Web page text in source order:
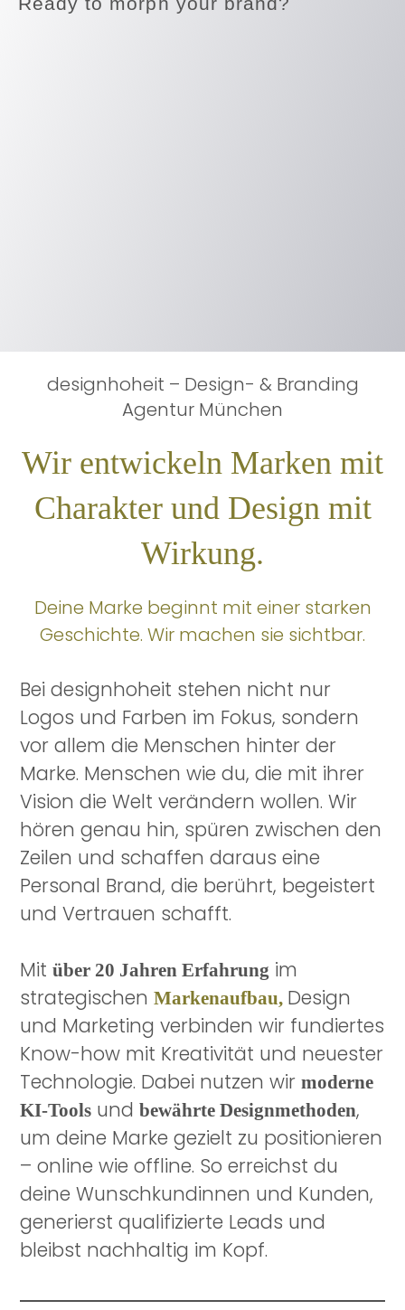
designhoheit – Design- & Branding
Agentur München
Wir entwickeln Marken mit
Charakter und Design mit
Wirkung.
Deine Marke beginnt mit einer starken
Geschichte. Wir machen sie sichtbar.
Bei designhoheit stehen nicht nur
Logos und Farben im Fokus, sondern
vor allem die Menschen hinter der
Marke. Menschen wie du, die mit ihrer
Vision die Welt verändern wollen. Wir
hören genau hin, spüren zwischen den
Zeilen und schaffen daraus eine
Personal Brand, die berührt, begeistert
und Vertrauen schafft.
Mitüber 20 Jahren Erfahrung im
strategischenMarkenaufbau, Design
und Marketing verbinden wir fundiertes
Know-how mit Kreativität und neuester
Technologie. Dabei nutzen wirmoderne
KI-Tools undbewährte Designmethoden,
um deine Marke gezielt zu positionieren
– online wie offline. So erreichst du
deine Wunschkundinnen und Kunden,
generierst qualifizierte Leads und
bleibst nachhaltig im Kopf.